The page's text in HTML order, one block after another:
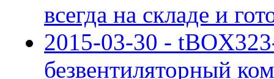
всегда на складе и
2015-03-30 -
безвентиляторный